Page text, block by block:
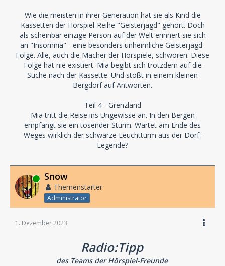
Wie die meisten in ihrer Generation hat sie als Kind die
Kassetten der Hörspiel-Reihe "Geisterjagd" gehört. Doch
als scheinbar einzige Person auf der Welt erinnert sie sich
an "Insomnia" - eine besonders unheimliche Geisterjagd-
Folge. Alle, auch die Macher der Hörspiele, schwören: Diese
Folge hat nie existiert. Mia begibt sich trotzdem auf die
Suche nach der Kassette. Und stößt in einem kleinen
Bergdorf auf Antworten.
Teil 4 - Grenzland
Mia tritt die Reise ins Ungewisse an. In den Bergen
empfängt sie ein tosender Sturm. Wartet am Ende des
Weges wirklich der schwarze Leuchtturm aus der Dorf-
Legende?
Online Snow
Themenstarter
Administrator
1. Dezember 2023
Radio:Tipp
des Teams der Hörspiel-Freunde